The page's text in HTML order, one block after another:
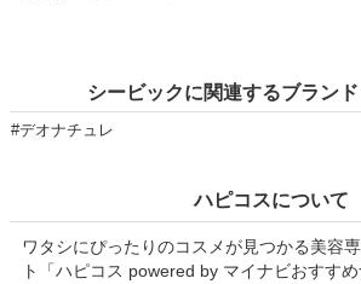
シービックに関連するブラン
#デオナチュレ
ハピコスについて
ワタシにぴったりのコスメが見つかる美容
ト「ハピコス powered by マイナビおすすめ